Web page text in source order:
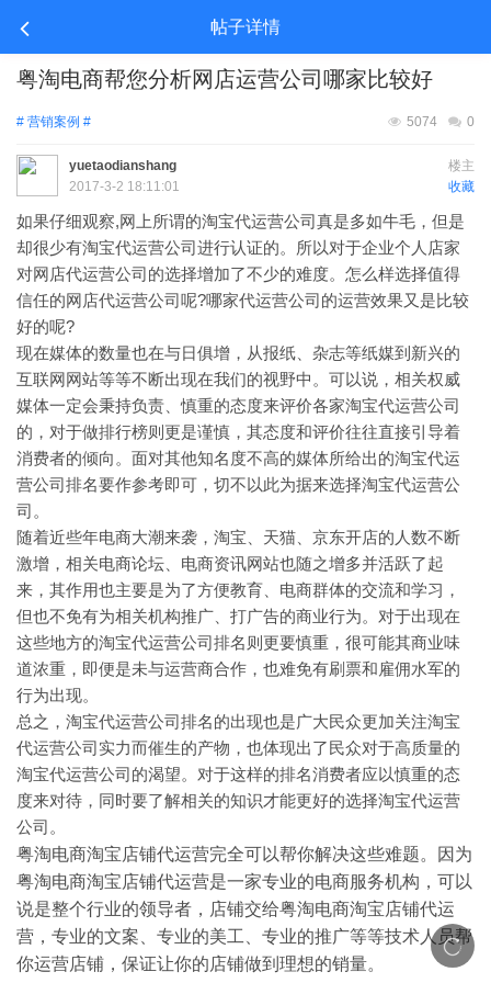
帖子详情
粤淘电商帮您分析网店运营公司哪家比较好
# 营销案例 # 0
5074
楼主
yuetaodianshang
收藏
2017-3-2 18:11:01
如果仔细观察,网上所谓的淘宝代运营公司真是多如牛毛，但是
却很少有淘宝代运营公司进行认证的。所以对于企业个人店家
对网店代运营公司的选择增加了不少的难度。怎么样选择值得
信任的网店代运营公司呢?哪家代运营公司的运营效果又是比较
好的呢?
现在媒体的数量也在与日俱增，从报纸、杂志等纸媒到新兴的
互联网网站等等不断出现在我们的视野中。可以说，相关权威
媒体一定会秉持负责、慎重的态度来评价各家淘宝代运营公司
的，对于做排行榜则更是谨慎，其态度和评价往往直接引导着
消费者的倾向。面对其他知名度不高的媒体所给出的淘宝代运
营公司排名要作参考即可，切不以此为据来选择淘宝代运营公
司。
随着近些年电商大潮来袭，淘宝、天猫、京东开店的人数不断
激增，相关电商论坛、电商资讯网站也随之增多并活跃了起
来，其作用也主要是为了方便教育、电商群体的交流和学习，
但也不免有为相关机构推广、打广告的商业行为。对于出现在
这些地方的淘宝代运营公司排名则更要慎重，很可能其商业味
道浓重，即便是未与运营商合作，也难免有刷票和雇佣水军的
行为出现。
总之，淘宝代运营公司排名的出现也是广大民众更加关注淘宝
代运营公司实力而催生的产物，也体现出了民众对于高质量的
淘宝代运营公司的渴望。对于这样的排名消费者应以慎重的态
度来对待，同时要了解相关的知识才能更好的选择淘宝代运营
公司。
粤淘电商淘宝店铺代运营完全可以帮你解决这些难题。因为
粤淘电商淘宝店铺代运营是一家专业的电商服务机构，可以
说是整个行业的领导者，店铺交给粤淘电商淘宝店铺代运
营，专业的文案、专业的美工、专业的推广等等技术人员帮
你运营店铺，保证让你的店铺做到理想的销量。